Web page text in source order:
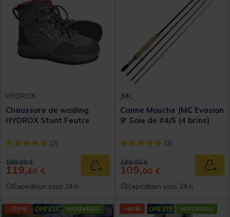
HYDROX
Chaussure de wading
HYDROX Stunt Feutre
[object Object] out of 5 Customer Rating
(3)
Price reduced from
199,00 €to
119,40 € Ajouter au panier
Expédition sous 24 h
JMC
Canne Mouche JMC Evasion
9' Soie de #4/5 (4 brins)
[object Object] out of 5
(2)
Price reduced from
199,00 €to
109,00 €
Expédition sous 24 h
-20% NOUVEAU -40% NOUVEAU